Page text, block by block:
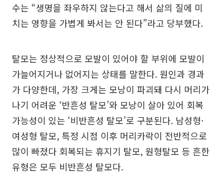
수는 “생명을 좌우하지 않는다고 해서 삶의 질에 미
치는 영향을 가볍게 봐서는 안 된다”라고 당부했다.
탈모는 정상적으로 모발이 있어야 할 부위에 모발이
가늘어지거나 없어지는 상태를 말한다. 원인과 경과
가 다양한데, 가장 크게는 모낭이 파괴돼 다시 머리가
나기 어려운 ‘반흔성 탈모’와 모낭이 살아 있어 회복
가능성이 있는 ‘비반흔성 탈모’로 구분된다. 남성형·
여성형 탈모, 특정 시점 이후 머리카락이 전반적으로
많이 빠졌다 회복되는 휴지기 탈모, 원형탈모 등 흔한
유형은 모두 비반흔성 탈모다.